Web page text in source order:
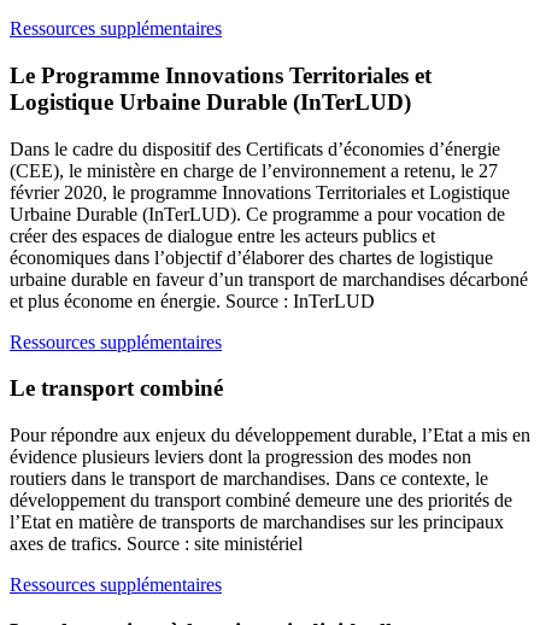
Ressources supplémentaires
Le Programme Innovations Territoriales et
Logistique Urbaine Durable (InTerLUD)
Dans le cadre du dispositif des Certificats d’économies d’énergie
(CEE), le ministère en charge de l’environnement a retenu, le 27
février 2020, le programme Innovations Territoriales et Logistique
Urbaine Durable (InTerLUD). Ce programme a pour vocation de
créer des espaces de dialogue entre les acteurs publics et
économiques dans l’objectif d’élaborer des chartes de logistique
urbaine durable en faveur d’un transport de marchandises décarboné
et plus économe en énergie. Source : InTerLUD
Ressources supplémentaires
Le transport combiné
Pour répondre aux enjeux du développement durable, l’Etat a mis en
évidence plusieurs leviers dont la progression des modes non
routiers dans le transport de marchandises. Dans ce contexte, le
développement du transport combiné demeure une des priorités de
l’Etat en matière de transports de marchandises sur les principaux
axes de trafics. Source : site ministériel
Ressources supplémentaires